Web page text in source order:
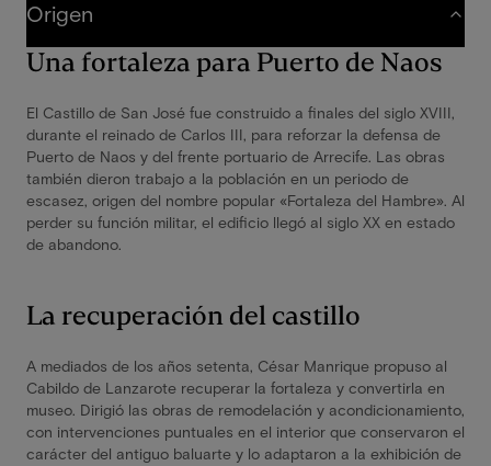
Origen
Una fortaleza para Puerto de Naos
El Castillo de San José fue construido a finales del siglo XVIII,
durante el reinado de Carlos III, para reforzar la defensa de
Puerto de Naos y del frente portuario de Arrecife. Las obras
también dieron trabajo a la población en un periodo de
escasez, origen del nombre popular «Fortaleza del Hambre». Al
perder su función militar, el edificio llegó al siglo XX en estado
de abandono.
La recuperación del castillo
A mediados de los años setenta, César Manrique propuso al
Cabildo de Lanzarote recuperar la fortaleza y convertirla en
museo. Dirigió las obras de remodelación y acondicionamiento,
con intervenciones puntuales en el interior que conservaron el
carácter del antiguo baluarte y lo adaptaron a la exhibición de